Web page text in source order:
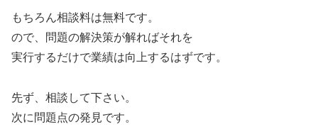
もちろん相談料は無料です。
ので、問題の解決策が解ればそれを
実行するだけで業績は向上するはずです。
先ず、相談して下さい。
次に問題点の発見です。